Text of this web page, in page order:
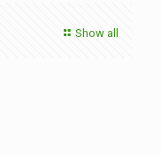
Show all